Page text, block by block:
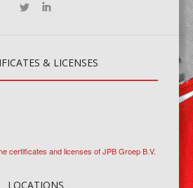
& LICENSES
certificates and licenses of JPB Groep B.V.
LOCATIONS